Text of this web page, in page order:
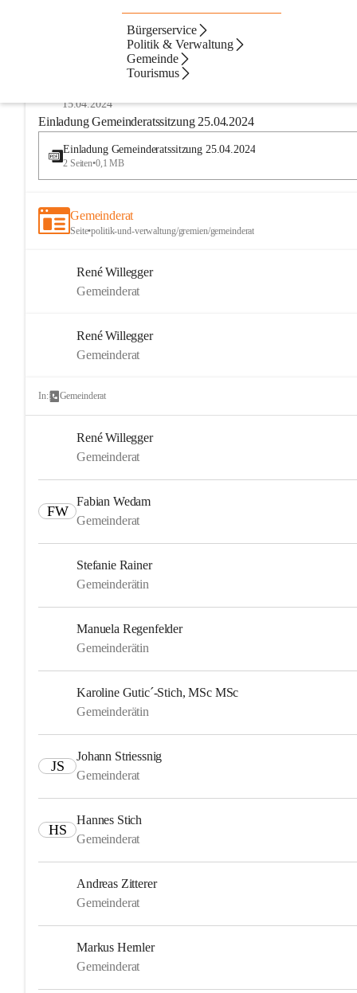
Bürgerservice
Politik & Verwaltung
Gemeinde
Tourismus
Amtstafel
15.04.2024
Einladung Gemeinderatssitzung 25.04.2024
Einladung Gemeinderatssitzung 25.04.2024
2 Seiten•0,1 MB
Gemeinderat
Seite•politik-und-verwaltung/gremien/gemeinderat
René Willegger
Gemeinderat
René Willegger
Gemeinderat
In: Gemeinderat
René Willegger
Gemeinderat
FW
Fabian Wedam
Gemeinderat
Stefanie Rainer
Gemeinderätin
Manuela Regenfelder
Gemeinderätin
Karoline Gutic´-Stich, MSc MSc
Gemeinderätin
JS
Johann Striessnig
Gemeinderat
HS
Hannes Stich
Gemeinderat
Andreas Zitterer
Gemeinderat
Markus Hernler
Gemeinderat